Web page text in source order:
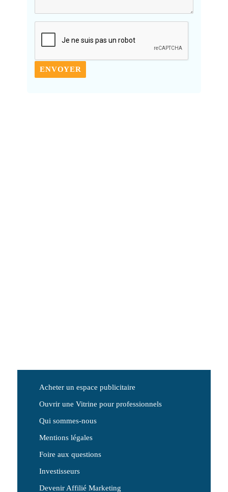
Acheter un espace publicitaire
Ouvrir une Vitrine pour professionnels
Qui sommes-nous
Mentions légales
Foire aux questions
Investisseurs
Devenir Affilié Marketing